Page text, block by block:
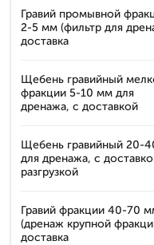
Гравий промывной
2-5 мм (фильтр для
доставка
Щебень гравийный
фракции 5-10 мм для
дренажа, с доставкой
Щебень гравийный 20-
для дренажа, с
разгрузкой
Гравий фракции 40-70
(дренаж крупной
доставка